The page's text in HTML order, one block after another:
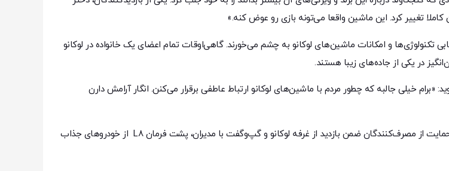
تکنولوژی‌ها و امکانات ماشین‌های لوکانو به چشم می‌خورند. گاهی‌اوقات تمام اعضای یک خانواده در لوکانو
در یکی از جاده‌های زیبا هستند.
خیلی جالبه که چطور مردم با ماشین‌های لوکانو ارتباط عاطفی برقرار می‌کنن. انگار آرامش دارن
در یکی از اتفاق‌های مهم، دیروز حسین فرهیدزاده، معاون وزیر صمت و رئیس سازمان حمایت از مصرف‌کنندگان ضمن بازدید از غرفه لوکانو و گپ‌و‌گفت با مدیران، پشت فرمان L8 از خودروهای جذاب